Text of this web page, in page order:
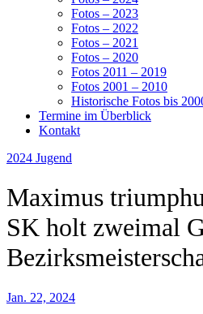
Fotos – 2023
Fotos – 2022
Fotos – 2021
Fotos – 2020
Fotos 2011 – 2019
Fotos 2001 – 2010
Historische Fotos bis
Termine im Überblick
Kontakt
2024 Jugend
Maximus
SK holt zweimal
Jan. 22, 2024